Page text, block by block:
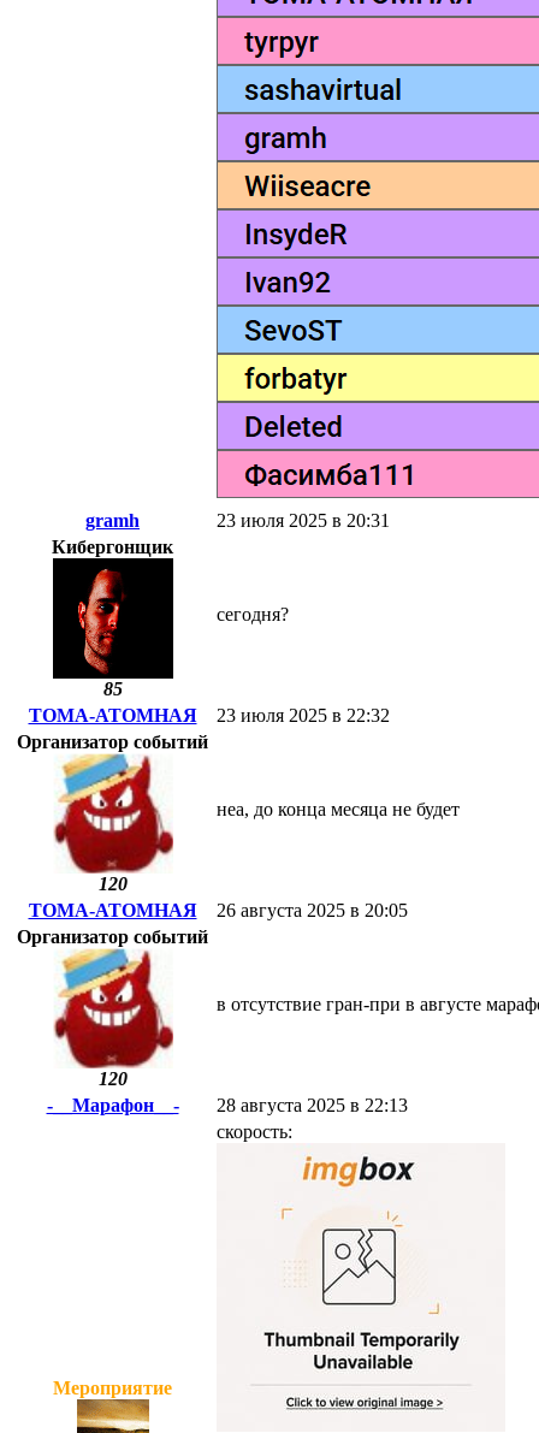
gramh
23 июля 2025 в 20:31
Кибергонщик
85
сегодня?
ТОМА-АТОМНАЯ
23 июля 2025 в 22:32
Организатор событий
120
неа, до конца месяца не будет
ТОМА-АТОМНАЯ
26 августа 2025 в 20:05
Организатор событий
120
в отсутствие гран-при в августе
-__Марафон__- 28 августа 2025 в 22:13
Мероприятие
скорость: